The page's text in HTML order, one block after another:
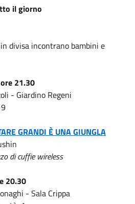
il giorno
divisa incontrano bambini e
21.30
- Giardino Regeni
GRANDI È UNA GIUNGLA
di cuffie wireless
20.30
- Sala Crippa